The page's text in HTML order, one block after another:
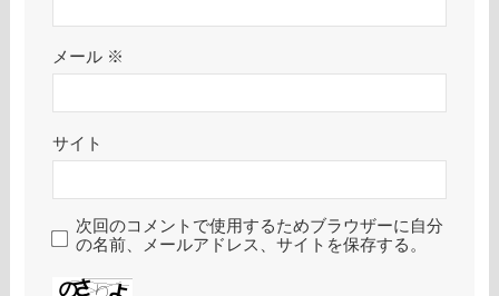
メール ※
サイト
次回のコメントで使用するためブラウザーに自分
の名前、メールアドレス、サイトを保存する。